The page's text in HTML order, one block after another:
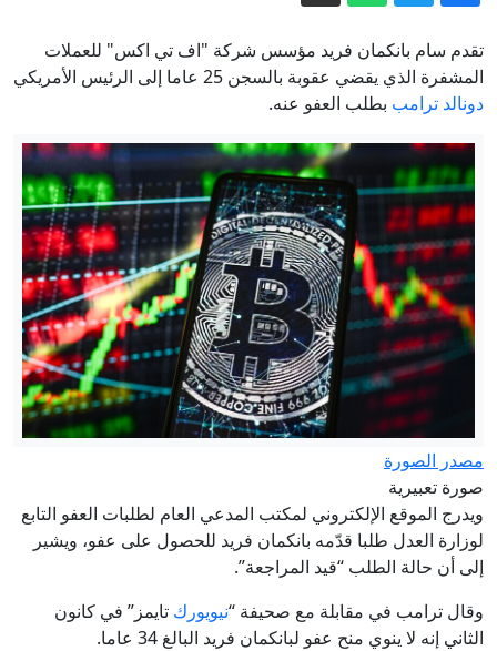
مصادر: السعودية وباكستان وتركيا ستوقّع
اتفاقية دفاع مشترك اليوم
إنشاء فيروسات بالذكاء الاصطناعي..
مخاوف من"اختراع أمراض"
بلومبيرغ: كثرة حالات الانتحار في قيادة
الأمن السيبراني بالجيش الأمريكي تثير قلق
القادة العسكريين
غالوزين: محاولات الغرب لإضعاف العلاقات
الروسية الكازاخستانية "محكوم عليها
بالفشل"
إيران.. ترمب يتحدث عن نهاية وشيكة
للحرب وسط استياء بشأن نقص الذخيرة
تقدم سام بانكمان فريد مؤسس شركة "اف تي اكس" للعملات
المشفرة الذي يقضي عقوبة بالسجن 25 عاما إلى الرئيس الأمريكي
دونالد ترامب بطلب العفو عنه.
مصدر الصورة
صورة تعبيرية
ويدرج الموقع الإلكتروني لمكتب المدعي العام لطلبات العفو التابع
لوزارة العدل طلبا قدّمه بانكمان فريد للحصول على عفو، ويشير
إلى أن حالة الطلب “قيد المراجعة”.
وقال ترامب في مقابلة مع صحيفة “نيويورك تايمز” في كانون
الثاني إنه لا ينوي منح عفو لبانكمان فريد البالغ 34 عاما.